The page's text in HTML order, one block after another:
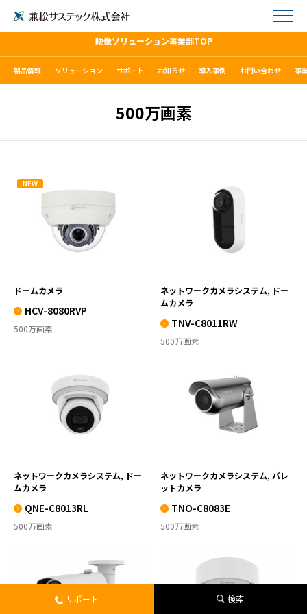
映像ソリューション事業部TOP
製品情報 ソリューション サポート お知らせ 導入事例 お問い合わせ 事
500万画素
NEW
HCV-8080RVP
VIEW MORE
ドームカメラ
HCV-8080RVP
500万画素
TNV-C8011RW
VIEW MORE
ネットワークカメラシステム, ドー
ムカメラ
TNV-C8011RW
500万画素
QNE-C8013RL
VIEW MORE
ネットワークカメラシステム, ドー
ムカメラ
QNE-C8013RL
500万画素
TNO-C8083E
VIEW MORE
ネットワークカメラシステム, バレ
ットカメラ
TNO-C8083E
500万画素
QNO-C8083R
VIEW MORE VIEW MORE
サポート 検索